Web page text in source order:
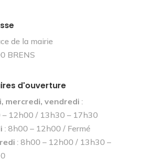
de la mairie
BRENS
d'ouverture
mercredi, vendredi :
12h00 / 13h30 – 17h30
: 8h00 – 12h00 / Fermé
: 8h00 – 12h00 / 13h30 –